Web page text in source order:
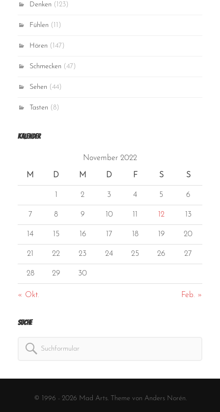
Denken (123)
Fühlen (11)
Hören (147)
Schmecken (47)
Sehen (44)
Tasten (8)
Kalender
November 2022
M D M D F S S
2 3 4 5 6
7 8 9 10 12 13
14 15 16 17 18 19 20
21 22 23 24 25 26 27
28 29 30
« Okt. Feb. »
Suche
Search
© 1996 - 2026 Mad Arts. Theme von Anders Norén.